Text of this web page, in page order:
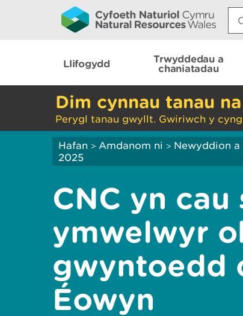
Llifogydd
Trwyddedau a
chaniatadau
Dim cynnau tanau
Perygl tanau gwyllt. Gwiriwch y
Hafan > Amdanom ni > Newyddion
2025
CNC yn
ymwelwyr
gwyntoedd
Éowyn